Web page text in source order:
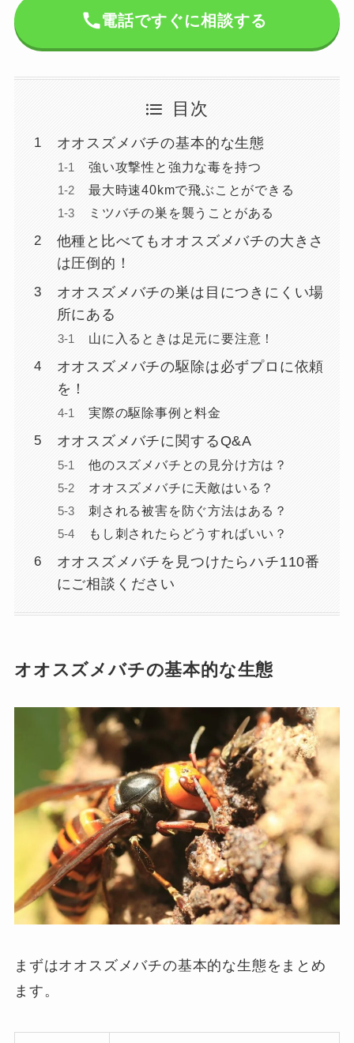
電話ですぐに相談する
目次
オオスズメバチの基本的な生態
強い攻撃性と強力な毒を持つ
最大時速40kmで飛ぶことができる
ミツバチの巣を襲うことがある
他種と比べてもオオスズメバチの大きさ
は圧倒的！
オオスズメバチの巣は目につきにくい場
所にある
山に入るときは足元に要注意！
オオスズメバチの駆除は必ずプロに依頼
を！
実際の駆除事例と料金
オオスズメバチに関するQ&A
他のスズメバチとの見分け方は？
オオスズメバチに天敵はいる？
刺される被害を防ぐ方法はある？
もし刺されたらどうすればいい？
オオスズメバチを見つけたらハチ110番
にご相談ください
オオスズメバチの基本的な生態
まずはオオスズメバチの基本的な生態をまとめ
ます。